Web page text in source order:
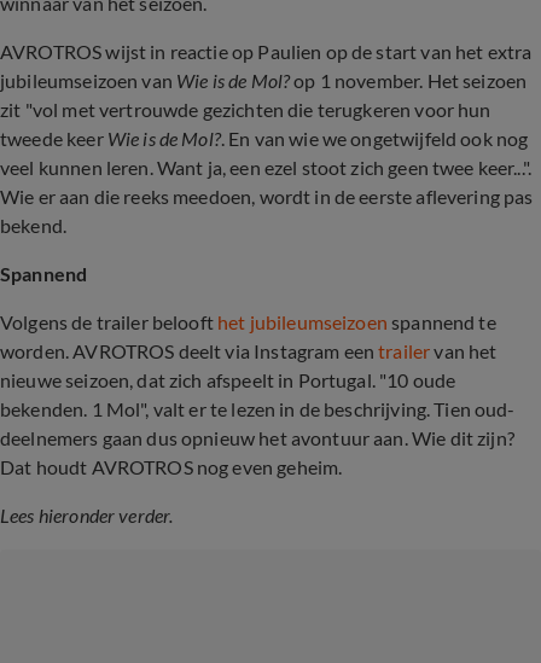
AVROTROS wijst in reactie op Paulien op de start van het extra
jubileumseizoen van Wie is de Mol?op 1 november. Het seizoen
zit "vol met vertrouwde gezichten die terugkeren voor hun
tweede keer Wie is de Mol?. En van wie we ongetwijfeld ook nog
veel kunnen leren. Want ja, een ezel stoot zich geen twee keer...".
Wie er aan die reeks meedoen, wordt in de eerste aflevering pas
bekend.
Spannend
Volgens de trailer belooft het jubileumseizoen spannend te
worden. AVROTROS deelt via Instagram eentrailervan het
nieuwe seizoen, dat zich afspeelt in Portugal. "10 oude
bekenden. 1 Mol", valt er te lezen in de beschrijving. Tien oud-
deelnemers gaan dus opnieuw het avontuur aan. Wie dit zijn?
Dat houdt AVROTROS nog even geheim.
Lees hieronder verder.